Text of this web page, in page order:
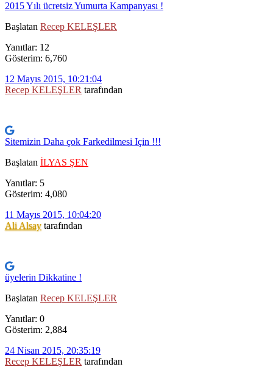
2015 Yılı ücretsiz Yumurta Kampanyası !
Başlatan Recep KELEŞLER
Yanıtlar: 12
Gösterim: 6,760
12 Mayıs 2015, 10:21:04
Recep KELEŞLER tarafından
Sitemizin Daha çok Farkedilmesi Için !!!
Başlatan İLYAS ŞEN
Yanıtlar: 5
Gösterim: 4,080
11 Mayıs 2015, 10:04:20
Ali Alsay tarafından
üyelerin Dikkatine !
Başlatan Recep KELEŞLER
Yanıtlar: 0
Gösterim: 2,884
24 Nisan 2015, 20:35:19
Recep KELEŞLER tarafından